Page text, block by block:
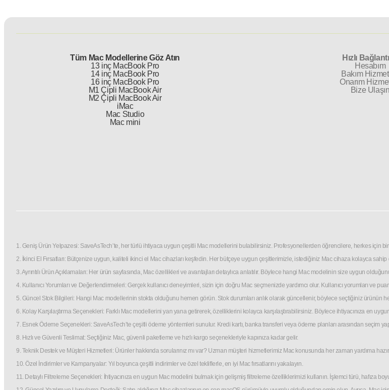
Tüm Mac Modellerine Göz Atın
13 inç MacBook Pro
14 inç MacBook Pro
16 inç MacBook Pro
M1 Çipli MacBook Air
M2 Çipli MacBook Air
iMac
Mac Studio
Mac mini
Hızlı
Hesabım
Bakım
Onarım
Bize Ulaşın
1. Geniş Ürün Yelpazesi: SaveAsTech’te, her türlü ihtiyaca uygun çeşitli Mac modellerini bulabilirsiniz. Profesyonellerden öğrencilere, herkes için
2. İkinci El Fırsatları: Bütçenize uygun, kaliteli ikinci el Mac cihazları keşfedin. Her bütçeye uygun çeşitlerimizle, istediğiniz Mac cihaza kolayca sahip
3. Ayrıntılı Ürün Açıklamaları: Her ürün sayfasında, Mac özellikleri ve avantajları detaylıca anlatılır. Böylece hangi Mac modelinin size uygun
4. Kullanıcı Yorumları ve Değerlendirmeleri: Gerçek kullanıcı deneyimleri, sizin için doğru Mac seçmenizde yardımcı olur. Kullanıcı yorumları ve
5. Güncel Stok Bilgileri: Hangi Mac modellerinin stokta olduğunu hemen görün. Stok durumları anlık olarak güncellenir, böylece seçtiğiniz ürünün
6. Kolay Karşılaştırma Seçenekleri: Farklı Mac modellerini yan yana getirerek, özelliklerini kolayca karşılaştırabilirsiniz. Böylece ihtiyacınıza en
7. Esnek Ödeme Seçenekleri: SaveAsTech’te çeşitli ödeme yöntemleri sunulur. Kredi kartı, banka transferi veya ödeme planları arasından seçim
8. Hızlı ve Güvenli Teslimat: Seçtiğiniz Mac, güvenli paketleme ve hızlı kargo seçenekleriyle kapınıza kadar gelir.
9. Teknik Destek ve Müşteri Hizmetleri: Ürünler hakkında sorularınız mı var? Uzman müşteri hizmetlerimiz Mac konusunda her zaman yardıma hazır.
10. Özel İndirimler ve Kampanyalar: Yıl boyunca çeşitli indirimler ve özel tekliflerle, en iyi Mac fırsatlarını yakalayın.
11. Detaylı Filtreleme Seçenekleri: İhtiyacınıza en uygun Mac modelini bulmak için gelişmiş filtreleme özelliklerimizi kullanın. İşlemci türü, hafıza